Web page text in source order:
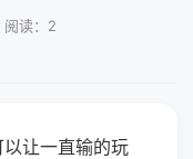
读：2
让一直输的玩